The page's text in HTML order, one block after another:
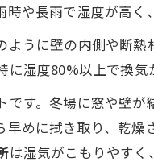
や長雨で湿度が高
うに壁の内側や断
に湿度80%以上で換
です。冬場に窓や壁
めに拭き取り、乾
は湿気がこもりやす